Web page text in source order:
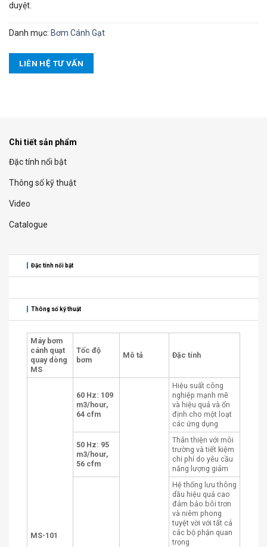
duyệt.
Danh mục: Bơm Cánh Gạt
LIÊN HỆ TƯ VẤN
Chi tiết sản phẩm
Đặc tính nổi bật
Thông số kỹ thuật
Video
Catalogue
Đặc tính nổi bật
Thông số kỹ thuật
Máy bơm
cánh quạt
quay dòng
MS
Tốc độ
bơm
Mô tả Đặc tính
MS-101
60 Hz: 109
m3/hour,
64 cfm
Hiệu suất công
nghiệp mạnh mẽ
và hiệu quả và ổn
định cho một loạt
các ứng dụng
50 Hz: 95
m3/hour,
56 cfm
Thân thiện với môi
trường và tiết kiệm
chi phí do yêu cầu
năng lượng giảm
Hệ thống lưu thông
dầu hiệu quả cao
đảm bảo bôi trơn
và niêm phong
tuyệt vời với tất cả
các bộ phận quan
trọng